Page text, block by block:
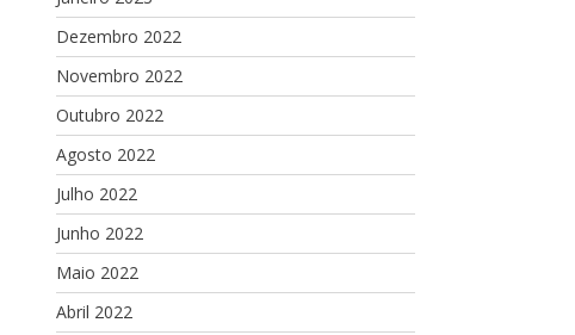
Dezembro 2022
Novembro 2022
Outubro 2022
Agosto 2022
Julho 2022
Junho 2022
Maio 2022
Abril 2022